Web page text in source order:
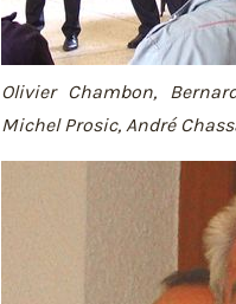
Olivier Chambon,
Michel Prosic, André